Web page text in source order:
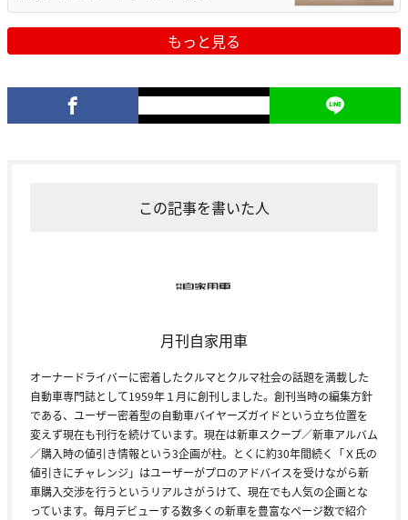
もっと見る
この記事を書いた人
月刊自家用車
オーナードライバーに密着したクルマとクルマ社会の話題を満載した
自動車専門誌として1959年１月に創刊しました。創刊当時の編集方針
である、ユーザー密着型の自動車バイヤーズガイドという立ち位置を
変えず現在も刊行を続けています。現在は新車スクープ／新車アルバム
／購入時の値引き情報という3企画が柱。とくに約30年間続く「Ｘ氏の
値引きにチャレンジ」はユーザーがプロのアドバイスを受けながら新
車購入交渉を行うというリアルさがうけて、現在でも人気の企画とな
っています。毎月デビューする数多くの新車を豊富なページ数で紹介